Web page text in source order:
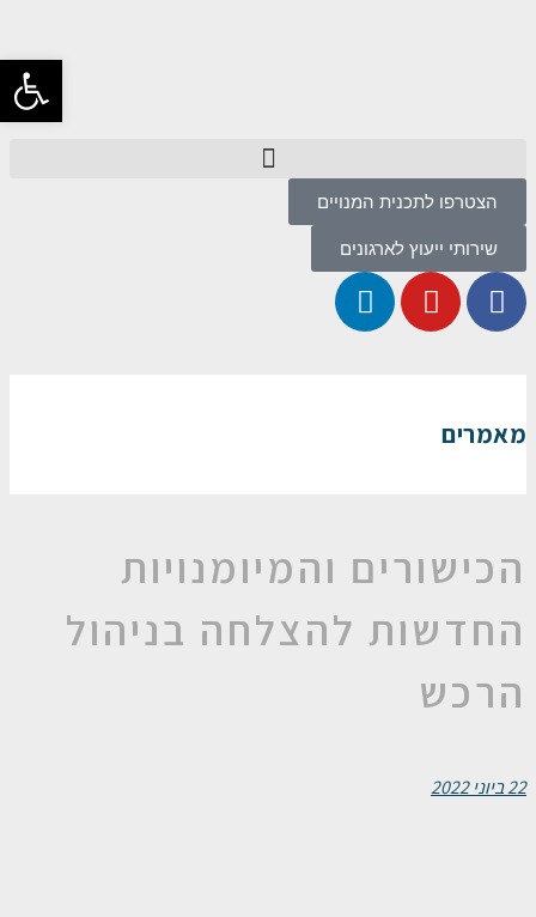
הצטרפו לתכנית המנויים
שירותי ייעוץ לארגונים
מאמרים
הכישורים והמיומנויות
החדשות להצלחה בניהול
הרכש
22 ביוני 2022
פתח